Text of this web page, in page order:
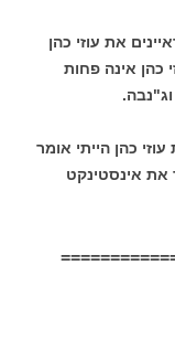
את עוזי כהן
כהן אינה פחות
כהן הייתי אומר
את אינסטינקט